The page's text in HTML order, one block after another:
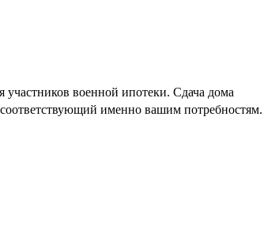
военной ипотеки. Сдача дома
именно вашим потребностям.